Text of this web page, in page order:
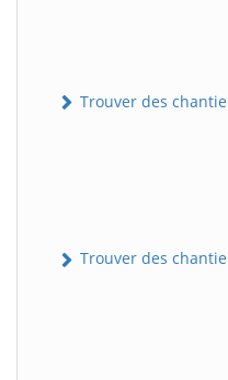
Trouver des
Trouver des